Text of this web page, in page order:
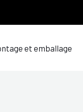
et emballage